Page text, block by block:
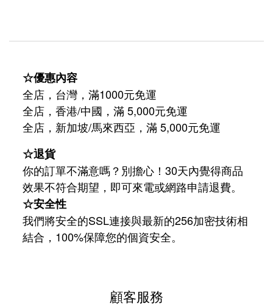
☆優惠內容
全店，台灣，滿1000元免運
全店，香港/中國，滿 5,000元免運
全店，新加坡/馬來西亞，滿 5,000元免運
☆退貨
你的訂單不滿意嗎？別擔心！30天內覺得商品
效果不符合期望，即可來電或網路申請退費。
☆安全性
我們將安全的SSL連接與最新的256加密技術相
結合，100%保障您的個資安全。
顧客服務